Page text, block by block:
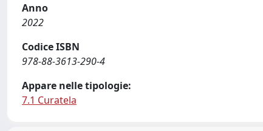
Anno
2022
Codice ISBN
978-88-3613-290-4
Appare nelle tipologie:
7.1 Curatela